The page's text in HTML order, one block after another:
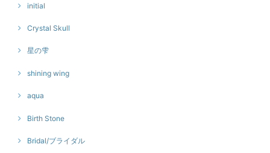
initial
Crystal Skull
星の雫
shining wing
aqua
Birth Stone
Bridal/ブライダル